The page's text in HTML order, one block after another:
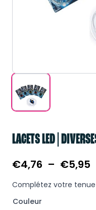
LACETS LED |
€4,76 – €5,95
Complétez votre tenue
Couleur